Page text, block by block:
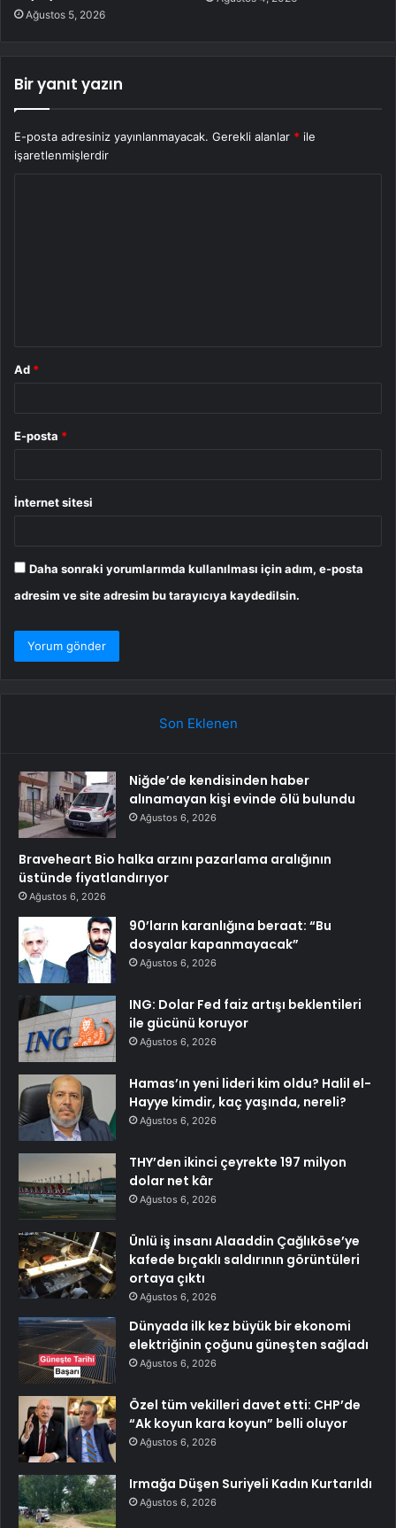
Ağustos 5, 2026
Bir yanıt yazın
E-posta adresiniz yayınlanmayacak. Gerekli alanlar * ile
işaretlenmişlerdir
Ad *
E-posta *
İnternet sitesi
Daha sonraki yorumlarımda kullanılması için adım, e-posta
adresim ve site adresim bu tarayıcıya kaydedilsin.
Son Eklenen
Niğde’de kendisinden haber
alınamayan kişi evinde ölü bulundu
Ağustos 6, 2026
Braveheart Bio halka arzını pazarlama aralığının
üstünde fiyatlandırıyor
Ağustos 6, 2026
90’ların karanlığına beraat: “Bu
dosyalar kapanmayacak”
Ağustos 6, 2026
ING: Dolar Fed faiz artışı beklentileri
ile gücünü koruyor
Ağustos 6, 2026
Hamas’ın yeni lideri kim oldu? Halil el-
Hayye kimdir, kaç yaşında, nereli?
Ağustos 6, 2026
THY’den ikinci çeyrekte 197 milyon
dolar net kâr
Ağustos 6, 2026
Ünlü iş insanı Alaaddin Çağlıköse’ye
kafede bıçaklı saldırının görüntüleri
ortaya çıktı
Ağustos 6, 2026
Dünyada ilk kez büyük bir ekonomi
elektriğinin çoğunu güneşten sağladı
Ağustos 6, 2026
Özel tüm vekilleri davet etti: CHP’de
“Ak koyun kara koyun” belli oluyor
Ağustos 6, 2026
Irmağa Düşen Suriyeli Kadın Kurtarıldı
Ağustos 6, 2026